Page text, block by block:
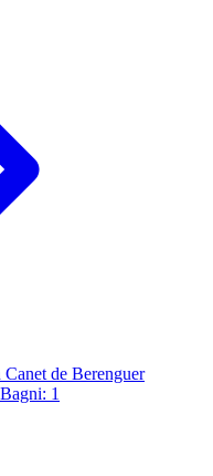
de Berenguer
1